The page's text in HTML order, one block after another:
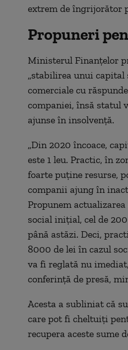
extrem de îngrijorător
Propuneri
Ministerul Finanţelor
„stabilirea unui
comerciale cu
companiei, însă statul
ajunse în insolvenţă.
„Din 2020 încoace,
este 1 leu. Practic, în
foarte puţine resurse,
companii ajung în
Propunem
social iniţial, cel de
până astăzi. Deci,
8000 de lei în cazul
va fi reglată nu
conferinţă de presă,
Acesta a subliniat că
care pot fi cheltuiţi
recupera aceste sume